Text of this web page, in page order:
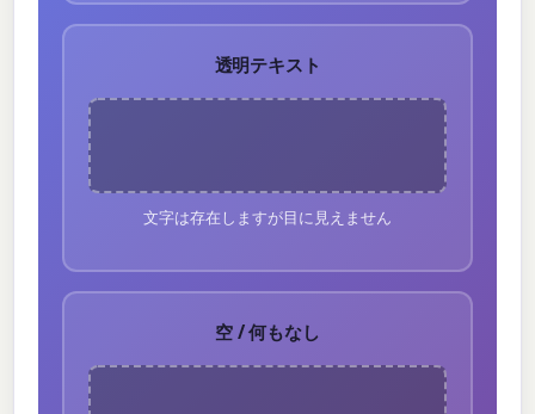
透明テキスト
文字は存在しますが目に見えません
空 / 何もなし